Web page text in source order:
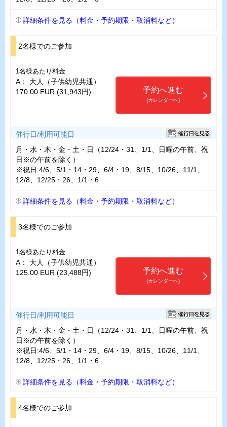
詳細条件を見る（料金・予約期限・取消料など）
2名様でのご参加
1名様あたり料金
A： 大人（子供幼児共通）
170.00 EUR (31,943円)
予約へ進む
(カレンダーへ)
催行日/利用可能日
月・水・木・金・土・日（12/24・31、1/1、日曜の午前、祝
日※の午前を除く）
※祝日:4/6、5/1・14・29、6/4・19、8/15、10/26、11/1、
12/8、12/25・26、1/1・6
詳細条件を見る（料金・予約期限・取消料など）
3名様でのご参加
1名様あたり料金
A： 大人（子供幼児共通）
125.00 EUR (23,488円)
予約へ進む
(カレンダーへ)
催行日/利用可能日
月・水・木・金・土・日（12/24・31、1/1、日曜の午前、祝
日※の午前を除く）
※祝日:4/6、5/1・14・29、6/4・19、8/15、10/26、11/1、
12/8、12/25・26、1/1・6
詳細条件を見る（料金・予約期限・取消料など）
4名様でのご参加